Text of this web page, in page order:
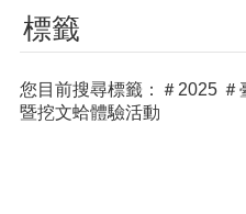
標籤
您目前搜尋標籤：＃2025 ＃
暨挖文蛤體驗活動